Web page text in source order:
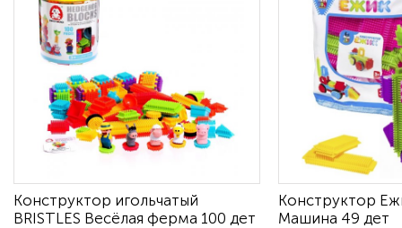
Конструктор игольчатый
BRISTLES Весёлая ферма 100 дет
Конструктор
Машина 49 дет